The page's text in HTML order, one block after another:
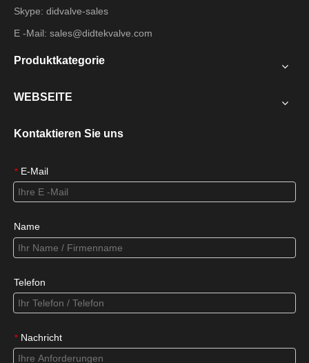
Skype: didvalve-sales
E -Mail: sales@didtekvalve.com
Produktkategorie
WEBSEITE
Kontaktieren Sie uns
* E-Mail
Name
Telefon
* Nachricht